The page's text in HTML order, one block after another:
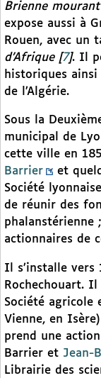
Brienne
expose aussi à
Rouen, avec un
d’Afrique[7]. Il
historiques
de l’Algérie.
Sous la
municipal de
cette ville en
Barrier
et
Société
de réunir des
phalanstérienne
actionnaires de
Il s’installe vers
Rochechouart.
Société agricole
Vienne, en
prend une
Barrier et Jean-
Librairie des